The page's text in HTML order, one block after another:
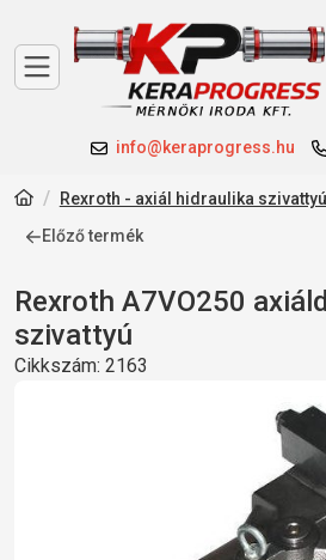
info@keraprogress.hu
Rexroth - axiál hidraulika
Előző termék
Rexroth A7VO250
szivattyú
Cikkszám: 2163